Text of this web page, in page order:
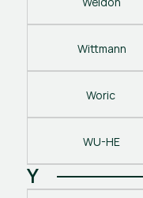
Wittmann
Woric
WU-HE
Y